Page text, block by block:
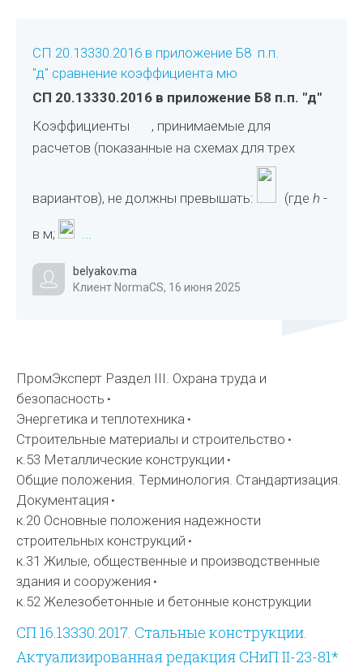
СП 20.13330.2016 в приложение Б8 п.п.
"д" сравнение коэффициента мю
СП 20.13330.2016 в приложение Б8 п.п. "д"
Коэффициенты
, принимаемые для
расчетов (показанные на схемах для трех
вариантов), не должны превышать: (гдеh -
в м; ...
belyakov.ma
Клиент NormaCS, 16 июня 2025
ПромЭксперт Раздел III. Охрана труда и
безопасность
Энергетика и теплотехника
Строительные материалы и строительство
к.53 Металлические конструкции
Общие положения. Терминология. Стандартизация.
Документация
к.20 Основные положения надежности
строительных конструкций
к.31 Жилые, общественные и производственные
здания и сооружения
к.52 Железобетонные и бетонные конструкции
СП 16.13330.2017. Стальные конструкции.
Актуализированная редакция СНиП II-23-81*